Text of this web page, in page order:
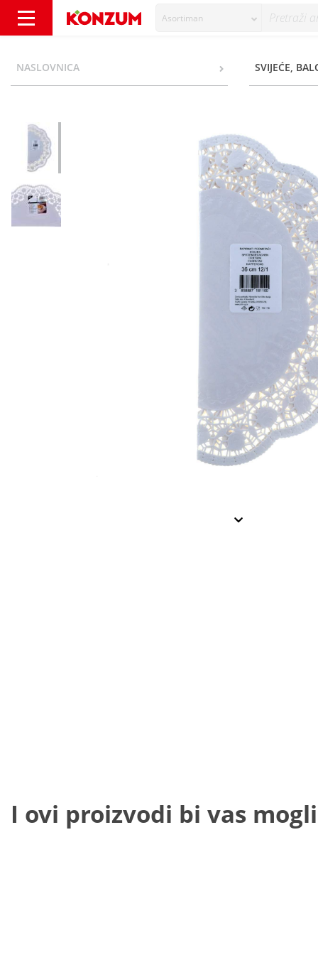
Asortiman
NASLOVNICA SVIJEĆE,
I ovi proizvodi bi vas